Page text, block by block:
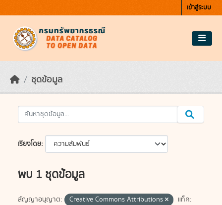
เข้าสู่ระบบ
ชุดข้อมูล
เรียงโดย
พบ 1 ชุดข้อมูล
สัญญาอนุญาต: Creative Commons Attributions
แท็ค: